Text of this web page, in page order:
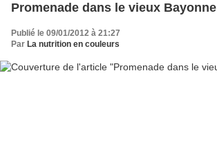
Promenade dans le vieux Bayonne
Publié le 09/01/2012 à 21:27
Par La nutrition en couleurs